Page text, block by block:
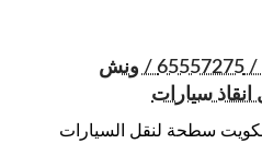
ونش مدينة صباح الاحمد / 65557275 / ونش
سيارات
سطحة لنقل السيارات